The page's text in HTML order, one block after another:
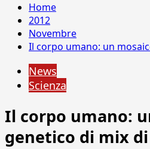
Home
2012
Novembre
Il corpo umano: un
News
Scienza
Il corpo umano:
genetico di mix